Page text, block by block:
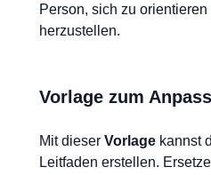
Person, sich zu
herzustellen.
Vorlage zum
Mit dieser Vorlage kannst
Leitfaden erstellen.